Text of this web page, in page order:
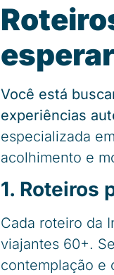
Você está
experiências
especializada
acolhimento e
1. Roteiros
Cada roteiro da
viajantes 60+.
contemplação e